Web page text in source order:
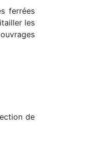
ferrées
les
de